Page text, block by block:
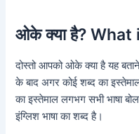
ओके क्या है? What
दोस्तो आपको ओके क्या है यह
के बाद अगर कोई शब्द का
का इस्तेमाल लगभग सभी भाषा
इंग्लिश भाषा का शब्द है।